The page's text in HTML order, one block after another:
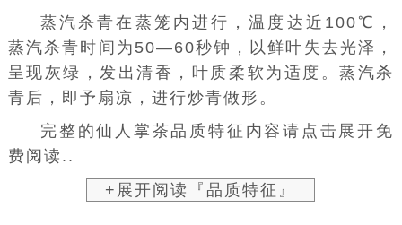
蒸汽杀青在蒸笼内进行，温度达近100℃，
蒸汽杀青时间为50—60秒钟，以鲜叶失去光泽，
呈现灰绿，发出清香，叶质柔软为适度。蒸汽杀
青后，即予扇凉，进行炒青做形。
完整的仙人掌茶品质特征内容请点击展开免
费阅读..
+展开阅读『品质特征』